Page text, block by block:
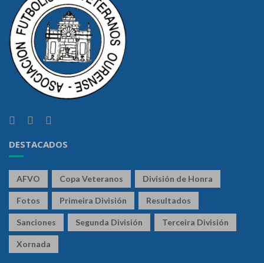
DESTACADOS
AFVO Copa Veteranos División de Honra
Fotos Primeira División Resultados
Sanciones Segunda División Terceira División
Xornada